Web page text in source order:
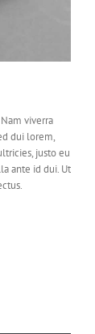
viverra
dui lorem,
justo eu
ante id dui. Ut